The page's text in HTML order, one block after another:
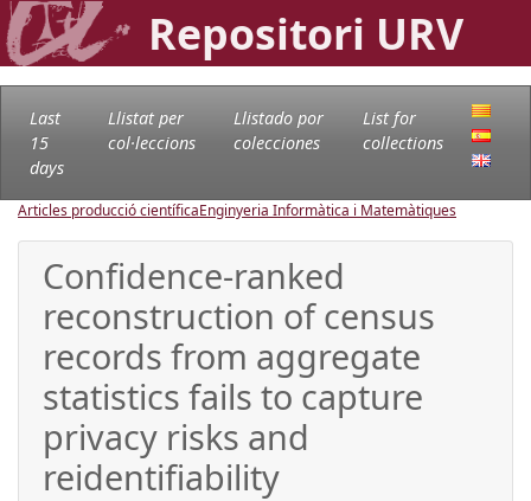
Repositori URV
Last
15
days
Llistat per
col·leccions
Llistado por
colecciones
List for
collections
Articles producció científicaEnginyeria Informàtica i Matemàtiques
Confidence-ranked
reconstruction of census
records from aggregate
statistics fails to capture
privacy risks and
reidentifiability